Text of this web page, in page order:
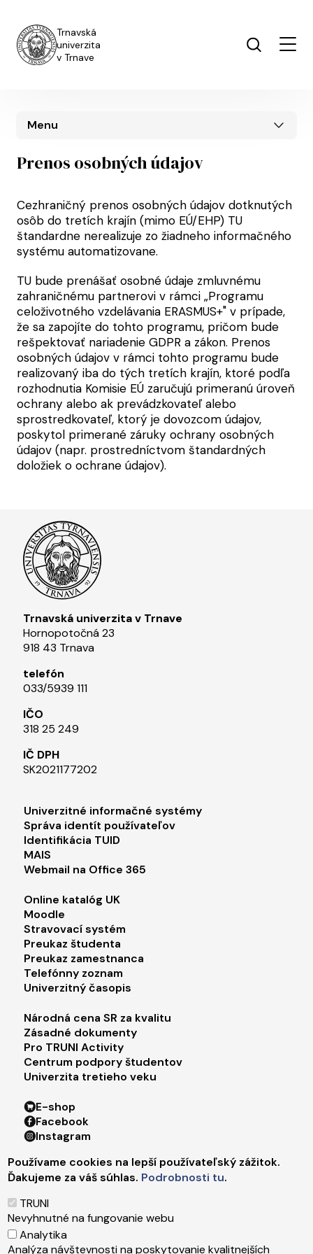
Trnavská
univerzita
v Trnave
Prenos osobných údajov
Cezhraničný prenos osobných údajov dotknutých
osôb do tretích krajín (mimo EÚ/EHP) TU
štandardne nerealizuje zo žiadneho informačného
systému automatizovane.
TU bude prenášať osobné údaje zmluvnému
zahraničnému partnerovi v rámci „Programu
celoživotného vzdelávania ERASMUS+" v prípade,
že sa zapojíte do tohto programu, pričom bude
rešpektovať nariadenie GDPR a zákon. Prenos
osobných údajov v rámci tohto programu bude
realizovaný iba do tých tretích krajín, ktoré podľa
rozhodnutia Komisie EÚ zaručujú primeranú úroveň
ochrany alebo ak prevádzkovateľ alebo
sprostredkovateľ, ktorý je dovozcom údajov,
poskytol primerané záruky ochrany osobných
údajov (napr. prostredníctvom štandardných
doložiek o ochrane údajov).
Menu
Trnavská univerzita v Trnave
Hornopotočná 23
918 43 Trnava
telefón
033/5939 111​
IČO
318 25 249
IČ DPH
SK2021177202​
Footer menu 1
Univerzitné informačné systémy
Správa identít používateľov
Identifikácia TUID
MAIS
Webmail na Office 365
Footer menu 2
Online katalóg UK
Moodle
Stravovací systém
Preukaz študenta
Preukaz zamestnanca
Telefónny zoznam
Univerzitný časopis
Footer menu 3
Národná cena SR za kvalitu
Zásadné dokumenty
Pro TRUNI Activity
Centrum podpory študentov
Univerzita tretieho veku
Footer menu 4
E-shop
Facebook
Instagram
LinkedIn
Youtube
TikTok
Používame cookies na lepší používateľský zážitok.
Ďakujeme za váš súhlas. Podrobnosti tu.
TRUNI
Nevyhnutné na fungovanie webu
Analytika
Analýza návštevnosti na poskytovanie kvalitnejších